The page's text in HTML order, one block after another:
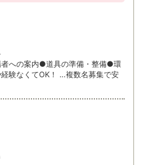
への案内●道具の準備・整備●環
くてOK！ …複数名募集で安